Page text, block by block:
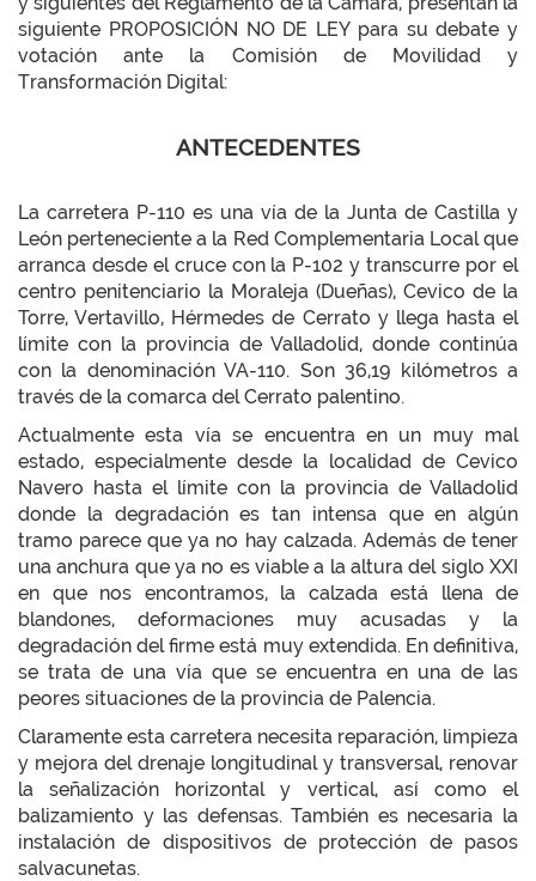
siguiente PROPOSICIÓN NO DE LEY para su debate y
votación ante la Comisión de Movilidad y
Transformación Digital:
ANTECEDENTES
La carretera P-110 es una vía de la Junta de Castilla y
León perteneciente a la Red Complementaria Local que
arranca desde el cruce con la P-102 y transcurre por el
centro penitenciario la Moraleja (Dueñas), Cevico de la
Torre, Vertavillo, Hérmedes de Cerrato y llega hasta el
límite con la provincia de Valladolid, donde continúa
con la denominación VA-110. Son 36,19 kilómetros a
través de la comarca del Cerrato palentino.
Actualmente esta vía se encuentra en un muy mal
estado, especialmente desde la localidad de Cevico
Navero hasta el límite con la provincia de Valladolid
donde la degradación es tan intensa que en algún
tramo parece que ya no hay calzada. Además de tener
una anchura que ya no es viable a la altura del siglo XXI
en que nos encontramos, la calzada está llena de
blandones, deformaciones muy acusadas y la
degradación del firme está muy extendida. En definitiva,
se trata de una vía que se encuentra en una de las
peores situaciones de la provincia de Palencia.
Claramente esta carretera necesita reparación, limpieza
y mejora del drenaje longitudinal y transversal, renovar
la señalización horizontal y vertical, así como el
balizamiento y las defensas. También es necesaria la
instalación de dispositivos de protección de pasos
salvacunetas.